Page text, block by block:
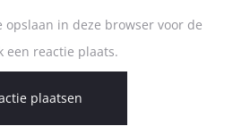
in deze browser voor de
een reactie plaats.